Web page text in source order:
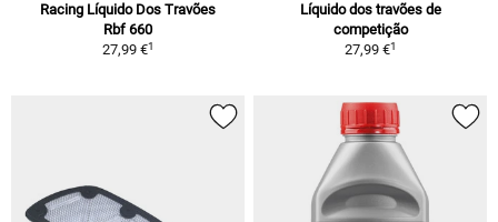
Racing Líquido Dos Travões
Rbf 660
27,99 €1
Líquido dos travões de
competição
27,99 €1